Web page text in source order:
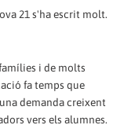
21 s'ha escrit molt.
i de molts
fa temps que
demanda creixent
vers els alumnes.